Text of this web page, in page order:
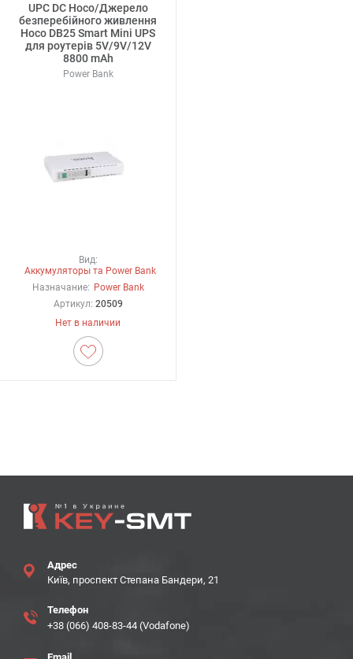
UPC DC Hoco/Джерело
безперебійного живлення
Hoco DB25 Smart Mini UPS
для роутерів 5V/9V/12V
8800 mAh
Power Bank
Вид:
Аккумуляторы та Power Bank
Назначание: Power Bank
Артикул: 20509
Нет в наличии
Адрес
Київ, проспект Степана Бандери, 21
Телефон
+38 (066) 408-83-44 (Vodafone)